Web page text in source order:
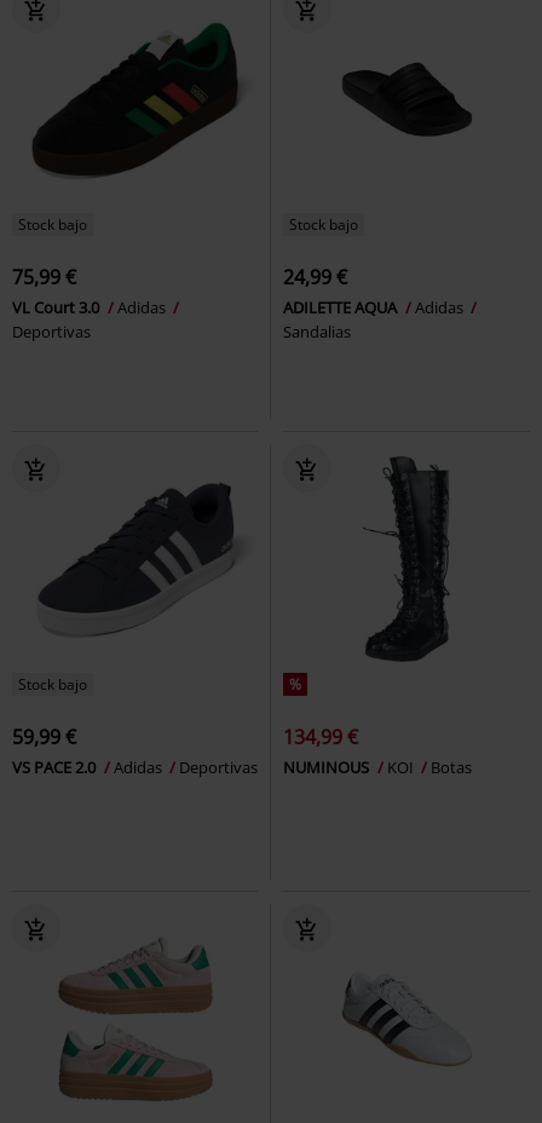
Stock bajo
75,99 €
VL Court 3.0
Adidas
Deportivas
Stock bajo
24,99 €
ADILETTE AQUA
Adidas
Sandalias
Stock bajo
59,99 €
VS PACE 2.0 Adidas Deportivas
%
134,99 €
NUMINOUS KOI Botas